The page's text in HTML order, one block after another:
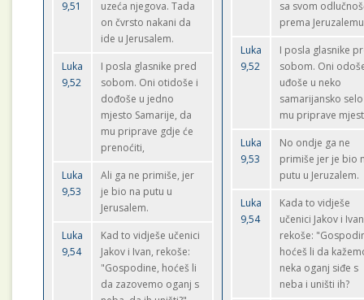
9,51
uzeća njegova. Tada
on čvrsto nakani da
ide u Jerusalem.
Luka
9,52
I posla glasnike pred
sobom. Oni otidoše i
dođoše u jedno
mjesto Samarije, da
mu priprave gdje će
prenoćiti,
Luka
9,53
Ali ga ne primiše, jer
je bio na putu u
Jerusalem.
Luka
9,54
Kad to vidješe učenici
Jakov i Ivan, rekoše:
"Gospodine, hoćeš li
da zazovemo oganj s
sa svom
prema
Luka
9,52
I posla glasnike
sobom. Oni
uđoše u neko
samarijansko
mu priprave
Luka
9,53
No ondje ga ne
primiše jer je bio
putu u Jeruzalem.
Luka
9,54
Kada to vidješe
učenici Jakov i
rekoše:
hoćeš li da
neka oganj siđe s
neba i uništi ih?